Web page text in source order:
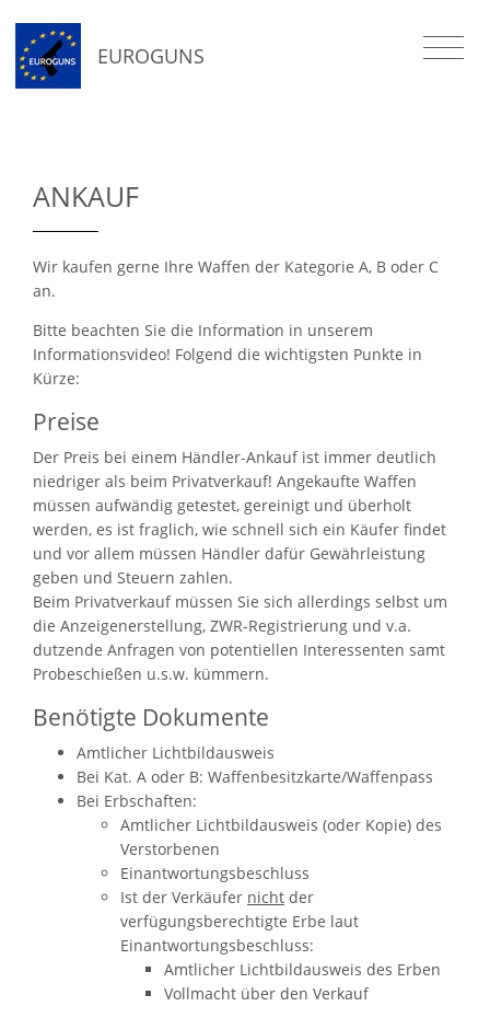
EUROGUNS
ANKAUF
Wir kaufen gerne Ihre Waffen der Kategorie A, B oder C
an.
Bitte beachten Sie die Information in unserem
Informationsvideo! Folgend die wichtigsten Punkte in
Kürze:
Preise
Der Preis bei einem Händler-Ankauf ist immer deutlich
niedriger als beim Privatverkauf! Angekaufte Waffen
müssen aufwändig getestet, gereinigt und überholt
werden, es ist fraglich, wie schnell sich ein Käufer findet
und vor allem müssen Händler dafür Gewährleistung
geben und Steuern zahlen.
Beim Privatverkauf müssen Sie sich allerdings selbst um
die Anzeigenerstellung, ZWR-Registrierung und v.a.
dutzende Anfragen von potentiellen Interessenten samt
Probeschießen u.s.w. kümmern.
Benötigte Dokumente
Amtlicher Lichtbildausweis
Bei Kat. A oder B: Waffenbesitzkarte/Waffenpass
Bei Erbschaften:
Amtlicher Lichtbildausweis (oder Kopie) des
Verstorbenen
Einantwortungsbeschluss
Ist der Verkäufer nicht der
verfügungsberechtigte Erbe laut
Einantwortungsbeschluss:
Amtlicher Lichtbildausweis des Erben
Vollmacht über den Verkauf